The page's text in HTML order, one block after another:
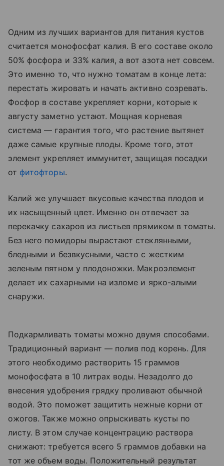
Одним из лучших вариантов для питания кустов
считается монофосфат калия. В его составе около
50% фосфора и 33% калия, а вот азота нет совсем.
Это именно то, что нужно томатам в конце лета:
перестать жировать и начать активно созревать.
Фосфор в составе укрепляет корни, которые к
августу заметно устают. Мощная корневая
система — гарантия того, что растение вытянет
даже самые крупные плоды. Кроме того, этот
элемент укрепляет иммунитет, защищая посадки
от фитофторы.
Калий же улучшает вкусовые качества плодов и
их насыщенный цвет. Именно он отвечает за
перекачку сахаров из листьев прямиком в томаты.
Без него помидоры вырастают стеклянными,
бледными и безвкусными, часто с жестким
зеленым пятном у плодоножки. Макроэлемент
делает их сахарными на изломе и ярко-алыми
снаружи.
Подкармливать томаты можно двумя способами.
Традиционный вариант — полив под корень. Для
этого необходимо растворить 15 граммов
монофосфата в 10 литрах воды. Незадолго до
внесения удобрения грядку проливают обычной
водой. Это поможет защитить нежные корни от
ожогов. Также можно опрыскивать кусты по
листу. В этом случае концентрацию раствора
снижают: требуется всего 5 граммов добавки на
тот же объем воды. Положительный результат